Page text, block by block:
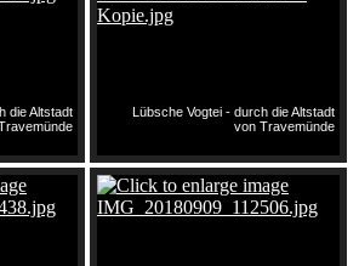
die Altstadt
Lübsche Vogtei - durch die Altstadt
von Travemünde